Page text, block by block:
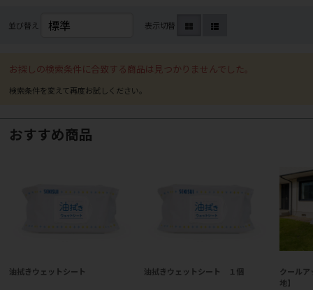
並び替え 表示切替
お探しの検索条件に合致する商品は見つかりませんでした。
おすすめ商品
油拭きウェットシート 油拭きウェットシート １個
クール
地】